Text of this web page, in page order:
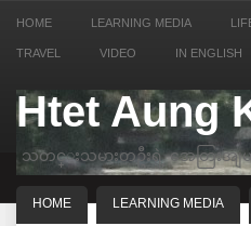
HOME LEARNING MEDIA
TRAVEL VIDEO IN ENGLISH
Htet Aung
သတင္းသမားတဦးရဲ့ အေတြးအျမင္
HOME LEARNING MEDIA